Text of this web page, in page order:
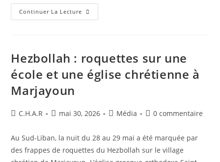
Continuer La Lecture
Hezbollah : roquettes sur une
école et une église chrétienne à
Marjayoun
C.H.A.R mai 30, 2026 Média 0 commentaire
Au Sud-Liban, la nuit du 28 au 29 mai a été marquée par
des frappes de roquettes du Hezbollah sur le village